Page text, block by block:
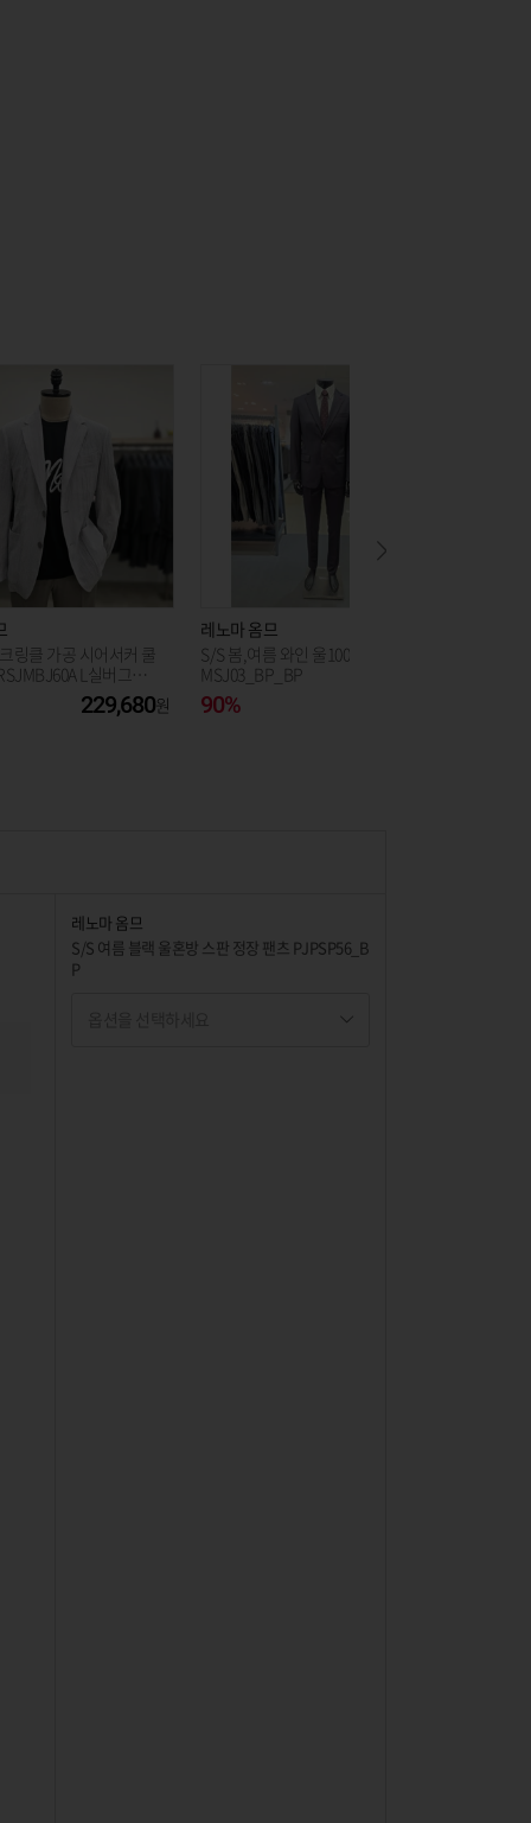
링클 가공 시어서커 쿨
L실버그레
229,680
레노마 옴므
S/S 봄,여름 와인 울100% 정장 PA
MSJ03_BP_BP
90%
레노마 옴므
S/S 여름 블랙 울혼방 스판 정장 팬츠 PJPSP56_B
P